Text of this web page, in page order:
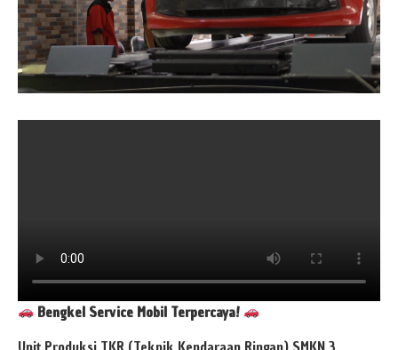
Bengkel Service Mobil Terpercaya!